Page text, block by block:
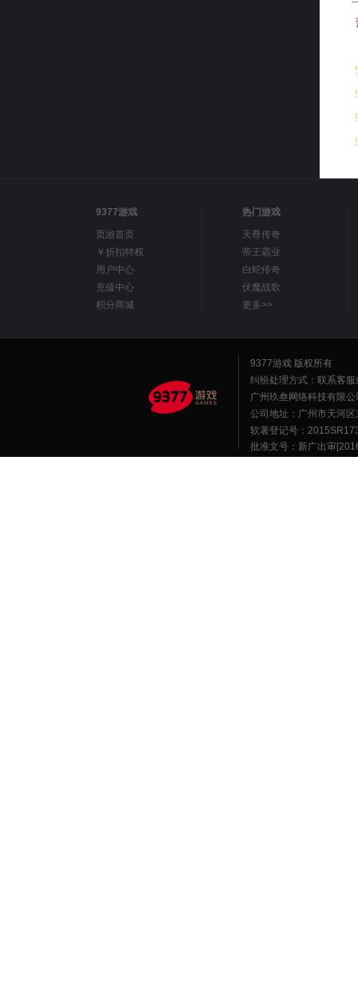
9377游戏
页游首页
￥折扣特权
用户中心
充值中心
积分商城
热门游戏
天尊传奇
帝王霸业
白蛇传奇
伏魔战歌
更多>>
9377游戏 版权所有
纠纷处理方式：联系客服
广州玖叁网络科技有限
公司地址：广州市天河
软著登记号：
批准文号：新广出审